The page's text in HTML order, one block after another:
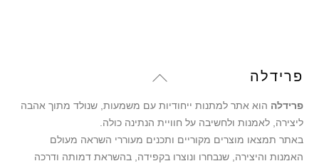
Back
Top
פרידלה
פרידלה הוא אתר למתנות ייחודיות עם משמעות, שנולד מתוך אהבה
ליצירה, לאמנות ולחשיבה על חוויית הנתינה כולה.
באתר תמצאו מוצרים מקוריים ותכנים מעוררי השראה מעולם
האמנות והיצירה, שנבחרו ונוצרו בקפידה, בהשראת דמותה ודרכה